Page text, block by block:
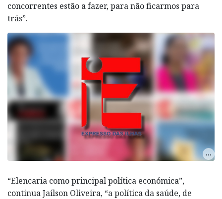
concorrentes estão a fazer, para não ficarmos para
trás”.
“Elencaria como principal política económica”,
continua Jaílson Oliveira, “a política da saúde, de